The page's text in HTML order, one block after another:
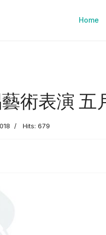
Home
術表演 五
Hits: 679